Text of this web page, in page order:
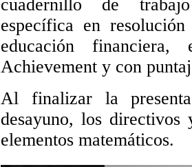
cuadernillo de
específica en
educación
Achievement y con
Al finalizar la
desayuno, los
elementos matemáticos.